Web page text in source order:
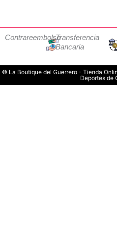
ContrareembolsoTransferencia
Bancaria
© La Boutique del Guerrero - Tienda
Deportes de